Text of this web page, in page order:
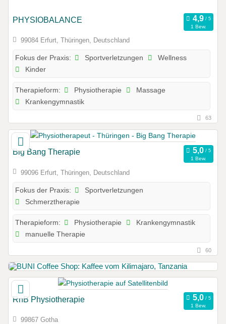
PHYSIOBALANCE
1 Bew.
99084 Erfurt, Thüringen, Deutschland
Fokus der Praxis: Sportverletzungen
Wellness
Kinder
Therapieform: Physiotherapie
Massage
Krankengymnastik
63
Big Bang Therapie
1 Bew.
99096 Erfurt, Thüringen, Deutschland
Fokus der Praxis:
Sportverletzungen
Schmerztherapie
Therapieform: Physiotherapie
Krankengymnastik
manuelle Therapie
60
RnB Physiotherapie
1 Bew.
99867 Gotha